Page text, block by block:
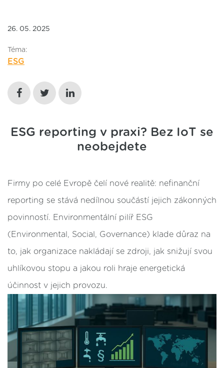
26. 05. 2025
Téma:
ESG
ESG reporting v praxi? Bez IoT se
neobejdete
Firmy po celé Evropě čelí nové realitě: nefinanční
reporting se stává nedílnou součástí jejich zákonných
povinností. Environmentální pilíř ESG
(Environmental, Social, Governance) klade důraz na
to, jak organizace nakládají se zdroji, jak snižují svou
uhlíkovou stopu a jakou roli hraje energetická
účinnost v jejich provozu.